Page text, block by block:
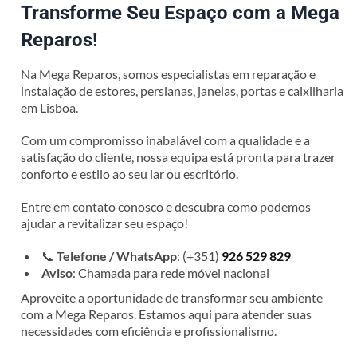
Transforme Seu Espaço com a Mega
Reparos!
Na Mega Reparos, somos especialistas em reparação e
instalação de estores, persianas, janelas, portas e caixilharia
em Lisboa.
Com um compromisso inabalável com a qualidade e a
satisfação do cliente, nossa equipa está pronta para trazer
conforto e estilo ao seu lar ou escritório.
Entre em contato conosco e descubra como podemos
ajudar a revitalizar seu espaço!
📞Telefone / WhatsApp: (+351) 926 529 829
Aviso: Chamada para rede móvel nacional
Aproveite a oportunidade de transformar seu ambiente
com a Mega Reparos. Estamos aqui para atender suas
necessidades com eficiência e profissionalismo.